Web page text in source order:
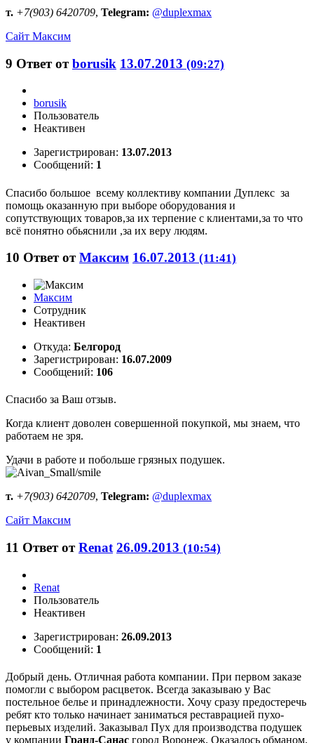
т. +7(903) 6420709, Telegram: @duplexmax
Сайт Максим
9 Ответ отborusik 13.07.2013 (09:27)
borusik
Пользователь
Неактивен
Зарегистрирован: 13.07.2013
Сообщений: 1
Спасибо большое всему коллективу компании Дуплекс за
помощь оказанную при выборе оборудования и
сопутствующих товаров,за их терпение с клиентами,за то что
всё понятно обьяснили ,за их веру людям.
10 Ответ отМаксим 16.07.2013 (11:41)
Максим
Сотрудник
Неактивен
Откуда: Белгород
Зарегистрирован: 16.07.2009
Сообщений: 106
Спасибо за Ваш отзыв.
Когда клиент доволен совершенной покупкой, мы знаем, что
работаем не зря.
Удачи в работе и побольше грязных подушек.
т. +7(903) 6420709, Telegram: @duplexmax
Сайт Максим
11 Ответ отRenat 26.09.2013 (10:54)
Renat
Пользователь
Неактивен
Зарегистрирован: 26.09.2013
Сообщений: 1
Добрый день. Отличная работа компании. При первом заказе
помогли с выбором расцветок. Всегда заказываю у Вас
постельное белье и принадлежности. Хочу сразу предостеречь
ребят кто только начинает заниматься реставрацией пухо-
перьевых изделий. Заказывал Пух для производства подушек
у компании Гранд-Санас город Воронеж. Оказалось обманом.